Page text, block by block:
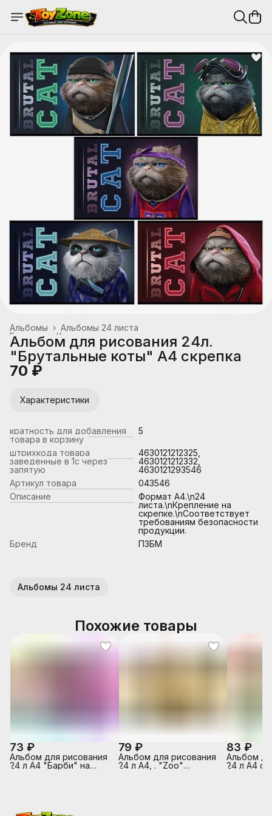
Альбомы 24 листа
Альбомы ›
Канцтовары, школьные принадлежности
Главная
Альбом для рисования 24л.
"Брутальные коты" А4 скрепка
70 ₽
Характеристики
кратность для добавления
товара в корзину
5
штрихкода товара
заведенные в 1с через
запятую
4630121212325,
4630121212332,
4630121293546
Артикул товара
043546
Описание
Формат А4.\n24
листа.\nКрепление на
скрепке.\nСоответствует
требованиям безопасности
продукции.
Бренд
ПЗБМ
Альбомы 24 листа
Похожие товары
73 ₽
Альбом для рисования
24 л А4 "Барби" на
79 ₽
Альбом для рисования
24 л А4, . "Zoo"
83 ₽
Альбом
24 л А4